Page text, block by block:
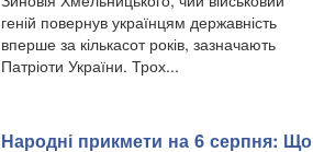
геній повернув українцям державність
вперше за кількасот років, зазначають
Патріоти України. Трох...
Народні прикмети на 6 серпня: Що